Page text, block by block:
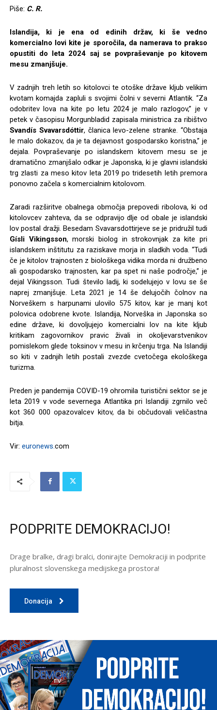
Piše: C. R.
Islandija, ki je ena od edinih držav, ki še vedno
komercialno lovi kite je sporočila, da namerava to prakso
opustiti do leta 2024 saj se povpraševanje po kitovem
mesu zmanjšuje.
V zadnjih treh letih so kitolovci te otoške države kljub velikim
kvotam komajda zapluli s svojimi čolni v severni Atlantik. “Za
odobritev lova na kite po letu 2024 je malo razlogov,” je v
petek v časopisu Morgunbladid zapisala ministrica za ribištvo
Svandís Svavarsdóttir, članica levo-zelene stranke. “Obstaja
le malo dokazov, da je ta dejavnost gospodarsko koristna,” je
dejala. Povpraševanje po islandskem kitovem mesu se je
dramatično zmanjšalo odkar je Japonska, ki je glavni islandski
trg zlasti za meso kitov leta 2019 po tridesetih letih premora
ponovno začela s komercialnim kitolovom.
Zaradi razširitve obalnega območja prepovedi ribolova, ki od
kitolovcev zahteva, da se odpravijo dlje od obale je islandski
lov postal dražji. Besedam Svavarsdottirjeve se je pridružil tudi
Gísli Vikingsson, morski biolog in strokovnjak za kite pri
islandskem inštitutu za raziskave morja in sladkih voda. “Tudi
če je kitolov trajnosten z biološkega vidika morda ni družbeno
ali gospodarsko trajnosten, kar pa spet ni naše področje,” je
dejal Vikingsson. Tudi število ladij, ki sodelujejo v lovu se še
naprej zmanjšuje. Leta 2021 je 14 še delujočih čolnov na
Norveškem s harpunami ulovilo 575 kitov, kar je manj kot
polovica odobrene kvote. Islandija, Norveška in Japonska so
edine države, ki dovoljujejo komercialni lov na kite kljub
kritikam zagovornikov pravic živali in okoljevarstvenikov
pomislekom glede toksinov v mesu in krčenju trga. Na Islandiji
so kiti v zadnjih letih postali zvezde cvetočega ekološkega
turizma.
Preden je pandemija COVID-19 ohromila turistični sektor se je
leta 2019 v vode severnega Atlantika pri Islandiji zgrnilo več
kot 360 000 opazovalcev kitov, da bi občudovali veličastna
bitja.
Vir: euronews. com
PODPRITE DEMOKRACIJO!
Drage bralke, dragi bralci, donirajte Demokraciji in podprite
pluralnost slovenskega medijskega prostora!
Donacija